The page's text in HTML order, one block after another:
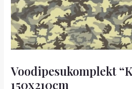
Voodipesukomplekt
150x210cm